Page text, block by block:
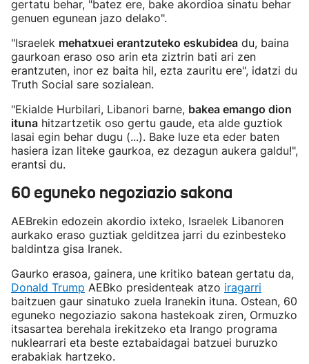
gertatu behar, "batez ere, bake akordioa sinatu behar
genuen egunean jazo delako".
"Israelek mehatxuei erantzuteko eskubidea du, baina
gaurkoan eraso oso arin eta ziztrin bati ari zen
erantzuten, inor ez baita hil, ezta zauritu ere", idatzi du
Truth Social sare sozialean.
"Ekialde Hurbilari, Libanori barne, bakea emango dion
ituna hitzartzetik oso gertu gaude, eta alde guztiok
lasai egin behar dugu (...). Bake luze eta eder baten
hasiera izan liteke gaurkoa, ez dezagun aukera galdu!",
erantsi du.
60 eguneko negoziazio sakona
AEBrekin edozein akordio ixteko, Israelek Libanoren
aurkako eraso guztiak gelditzea jarri du ezinbesteko
baldintza gisa Iranek.
Gaurko erasoa, gainera, une kritiko batean gertatu da,
Donald Trump AEBko presidenteak atzo iragarri
baitzuen gaur sinatuko zuela Iranekin ituna. Ostean, 60
eguneko negoziazio sakona hastekoak ziren, Ormuzko
itsasartea berehala irekitzeko eta Irango programa
nuklearrari eta beste eztabaidagai batzuei buruzko
erabakiak hartzeko.